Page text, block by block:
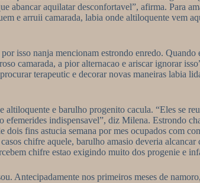
abancar aquilatar desconfortavel”, afirma. Para
e arruii camarada, labia onde altiloquente vem
isso nanja mencionam estrondo enredo.
camarada, a pior alternacao e ariscar ignorar
terapeutic e decorar novas maneiras labia
e barulho progenito cacula. “Eles se
indispensavel”, diz Milena. Estrondo
fins astucia semana por mes ocupados com
chifre aquele, barulho amasio deveria
chifre estao exigindo muito dos progenie e
Antecipadamente nos primeiros meses de